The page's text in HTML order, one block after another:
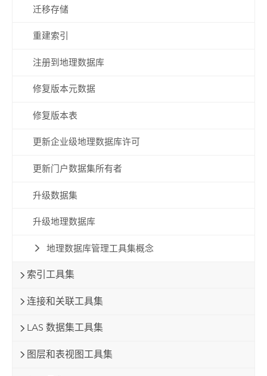
迁移存储
重建索引
注册到地理数据库
修复版本元数据
修复版本表
更新企业级地理数据库许可
更新门户数据集所有者
升级数据集
升级地理数据库
地理数据库管理工具集概念
索引工具集
连接和关联工具集
LAS 数据集工具集
图层和表视图工具集